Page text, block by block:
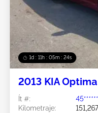
1d : 11h : 05m : 21s
2013 KIA
Ít #:
45******
Kilometraje: